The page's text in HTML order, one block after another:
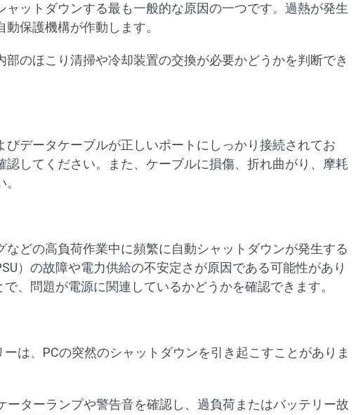
ャットダウンする最も一般的な原因の一つです。過熱が発生
保護機構が作動します。
部のほこり清掃や冷却装置の交換が必要かどうかを判断でき
びデータケーブルが正しいポートにしっかり接続されてお
認してください。また、ケーブルに損傷、折れ曲がり、摩耗
などの高負荷作業中に頻繁に自動シャットダウンが発生する
）の故障や電力供給の不安定さが原因である可能性があり
で、問題が電源に関連しているかどうかを確認できます。
は、PCの突然のシャットダウンを引き起こすことがありま
ーターランプや警告音を確認し、過負荷またはバッテリー故